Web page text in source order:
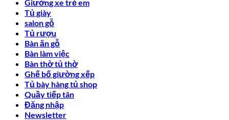
Giường xe trẻ em
Tủ giày
salon gỗ
Tủ rượu
Bàn ăn gỗ
Bàn làm việc
Bàn thờ tủ thờ
Ghế bố giường xếp
Tủ bày hàng tủ shop
Quầy tiếp tân
Đăng nhập
Newsletter